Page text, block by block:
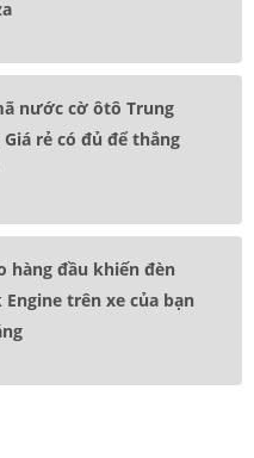
nước cờ ôtô Trung
Giá rẻ có đủ để thắng
hàng đầu khiến đèn
Engine trên xe của bạn